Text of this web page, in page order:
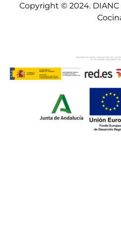
Copyright © 2024.